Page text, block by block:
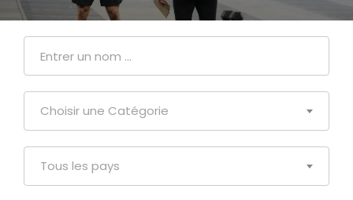
Codes
Choisir une Catégorie
Tous les pays